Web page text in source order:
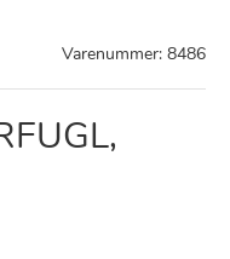
Varenummer: 8486